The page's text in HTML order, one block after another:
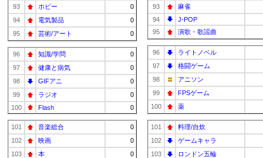
93
ホビー
0
94
電気製品
0
95
芸術/アート 0
96 知識/学問
0
97
健康と病気
0
98
GIFアニ
0
99
ラジオ
0
100
Flash 0
101 音楽総合
0
102
映画
0
103
本 0
93
麻雀
94
J-POP
95
演歌・歌謡曲
96
ライトノベル
97
格闘ゲーム
98
アニソン
99
FPSゲーム
100
薬
101
料理/自炊
102
ゲームキャラ
103
ロンドン五輪